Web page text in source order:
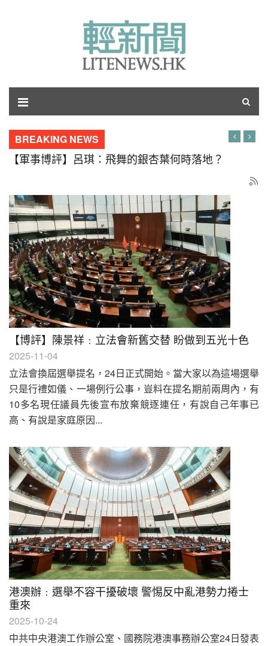
BREAKING NEWS
【軍事博評】呂琪：飛舞的銀杏葉何時落地？
【博評】陳景祥﹕立法會新舊交替 盼做到五光十色
2025-11-04
立法會換屆選舉提名，24日正式開始。當大家以為這場選舉
只是行禮如儀、一場例行公事，豈料在提名期前兩周內，有
10多名現任議員先後宣布放棄競逐連任，有說自己年事已
高、有說是家庭原因...
港澳辦﹕選舉不容干擾破壞 警惕反中亂港勢力捲士
重來
2025-10-24
中共中央港澳工作辦公室、國務院港澳事務辦公室24日發表